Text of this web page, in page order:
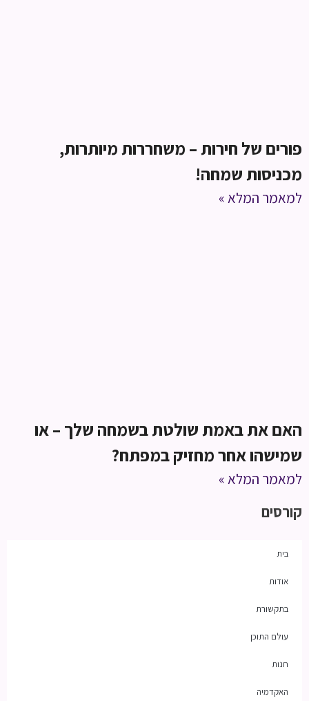
פורים של חירות – משחררות מיותרות,
מכניסות שמחה!
למאמר המלא »
האם את באמת שולטת בשמחה שלך – או
שמישהו אחר מחזיק במפתח?
למאמר המלא »
קורסים
בית
אודות
בתקשורת
עולם התוכן
חנות
האקדמיה